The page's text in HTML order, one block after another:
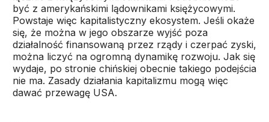
być z amerykańskimi lądownikami księżycowymi.
Powstaje więc kapitalistyczny ekosystem. Jeśli okaże
się, że można w jego obszarze wyjść poza
działalność finansowaną przez rządy i czerpać zyski,
można liczyć na ogromną dynamikę rozwoju. Jak się
wydaje, po stronie chińskiej obecnie takiego podejścia
nie ma. Zasady działania kapitalizmu mogą więc
dawać przewagę USA.